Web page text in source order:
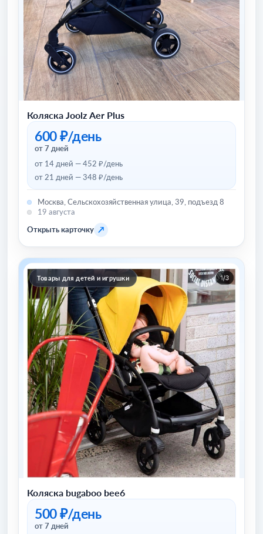
Коляска Joolz Aer Plus
600 ₽/день
от 7 дней
от 14 дней — 452 ₽/день
от 21 дней — 348 ₽/день
Москва, Сельскохозяйственная улица, 39, подъезд 8
19 августа
Открыть карточку ↗
Товары для детей и игрушки
Коляска bugaboo bee6
500 ₽/день
от 7 дней